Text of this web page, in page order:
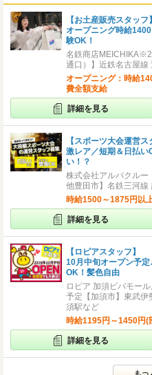
【お土産販売スタッフ】
オープニング時給
験OK！
名鉄商店
通口）】近鉄名古屋線
オープニング：時給
費全額支給
詳細を見る
【スポーツ大会運営ス
激レア／短期＆日払
い！？
株式会社アルバクル
他豊田市】名鉄三河線
時給1500～1875円以
詳細を見る
【ロピアスタッフ】
10月中旬オープン予
OK！髪色自由
ロピア 加須ビバモー
予定【加須市】東武伊
須駅など
時給1195円～1450円(
詳細を見る